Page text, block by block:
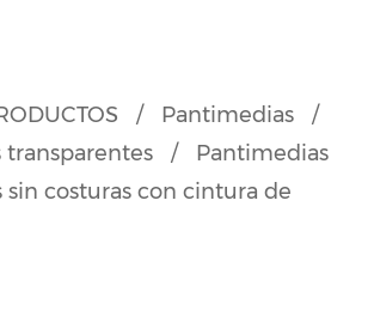
/ Pantimedias
/
/
Pantimedias
sin costuras con cintura de